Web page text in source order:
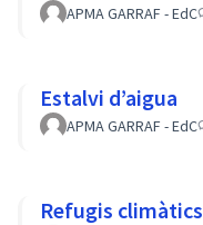
APMA GARRAF - EdC
Estalvi d’aigua
APMA GARRAF - EdC
Refugis climàtics